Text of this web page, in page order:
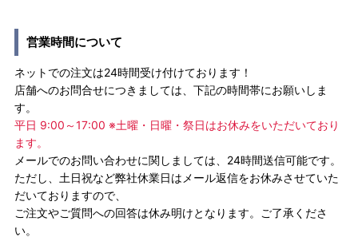
営業時間について
ネットでの注文は24時間受け付けております！
店舗へのお問合せにつきましては、下記の時間帯にお願いしま
す。
平日 9:00～17:00 ※土曜・日曜・祭日はお休みをいただいており
ます。
メールでのお問い合わせに関しましては、24時間送信可能です。
ただし、土日祝など弊社休業日はメール返信をお休みさせていた
だいておりますので、
ご注文やご質問への回答は休み明けとなります。ご了承くださ
い。